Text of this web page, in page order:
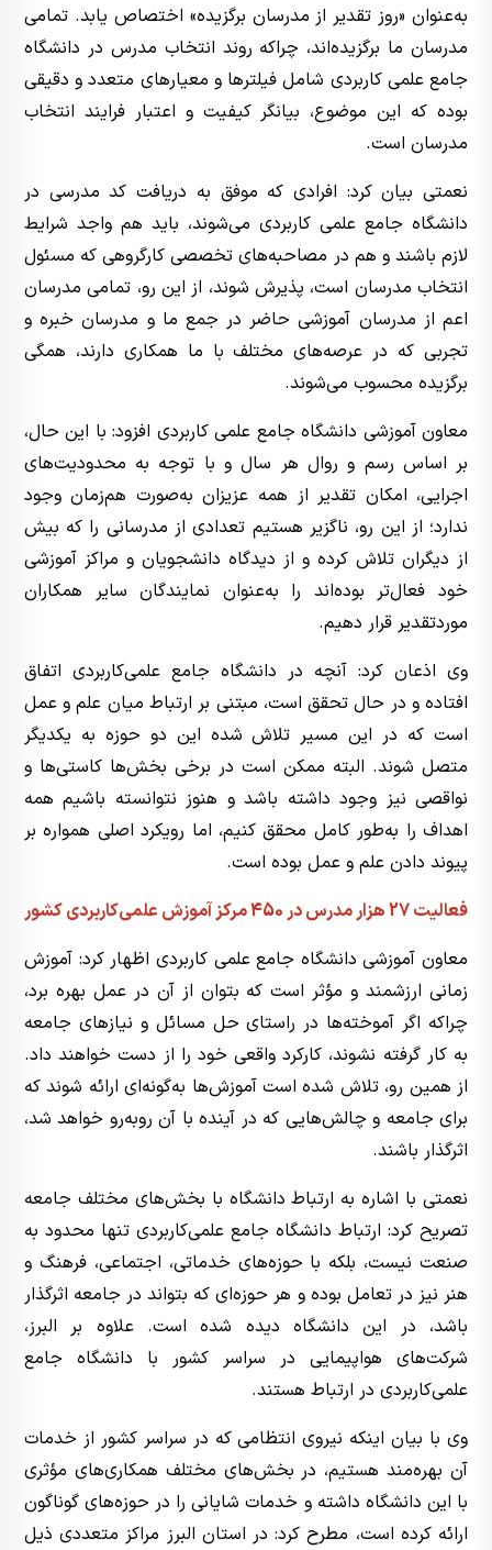
به‌عنوان «روز تقدیر از مدرسان برگزیده» اختصاص یابد. تمامی
مدرسان ما برگزیده‌اند، چراکه روند انتخاب مدرس در دانشگاه
جامع علمی کاربردی شامل فیلترها و معیارهای متعدد و دقیقی
بوده که این موضوع، بیانگر کیفیت و اعتبار فرایند انتخاب
مدرسان است.
نعمتی بیان کرد: افرادی که موفق به دریافت کد مدرسی در
دانشگاه جامع علمی کاربردی می‌شوند، باید هم واجد شرایط
لازم باشند و هم در مصاحبه‌های تخصصی کارگروهی که مسئول
انتخاب مدرسان است، پذیرش شوند، از این رو، تمامی مدرسان
اعم از مدرسان آموزشی حاضر در جمع ما و مدرسان خبره و
تجربی که در عرصه‌های مختلف با ما همکاری دارند، همگی
برگزیده محسوب می‌شوند.
معاون آموزشی دانشگاه جامع علمی کاربردی افزود: با این حال،
بر اساس رسم و روال هر سال و با توجه به محدودیت‌های
اجرایی، امکان تقدیر از همه عزیزان به‌صورت هم‌زمان وجود
ندارد؛ از این رو، ناگزیر هستیم تعدادی از مدرسانی را که بیش
از دیگران تلاش کرده‌ و از دیدگاه دانشجویان و مراکز آموزشی
خود فعال‌تر بوده‌اند را به‌عنوان نمایندگان سایر همکاران
موردتقدیر قرار دهیم.
وی اذعان کرد: آنچه در دانشگاه جامع علمی‌کاربردی اتفاق
افتاده و در حال تحقق است، مبتنی بر ارتباط میان علم و عمل
است که در این مسیر تلاش شده این دو حوزه به یکدیگر
متصل شوند. البته ممکن است در برخی بخش‌ها کاستی‌ها و
نواقصی نیز وجود داشته باشد و هنوز نتوانسته باشیم همه
اهداف را به‌طور کامل محقق کنیم، اما رویکرد اصلی همواره بر
پیوند دادن علم و عمل بوده است.
فعالیت 27 هزار مدرس در 450 مرکز آموزش علمی‌کاربردی کشور
معاون آموزشی دانشگاه جامع علمی کاربردی اظهار کرد: آموزش
زمانی ارزشمند و مؤثر است که بتوان از آن در عمل بهره برد،
چراکه اگر آموخته‌ها در راستای حل مسائل و نیازهای جامعه
به کار گرفته نشوند، کارکرد واقعی خود را از دست خواهند داد.
از همین رو، تلاش شده است آموزش‌ها به‌گونه‌ای ارائه شوند که
برای جامعه و چالش‌هایی که در آینده با آن روبه‌رو خواهد شد،
اثرگذار باشند.
نعمتی با اشاره به ارتباط دانشگاه با بخش‌های مختلف جامعه
تصریح کرد: ارتباط دانشگاه جامع علمی‌کاربردی تنها محدود به
صنعت نیست، بلکه با حوزه‌های خدماتی، اجتماعی، فرهنگ و
هنر نیز در تعامل بوده و هر حوزه‌ای که بتواند در جامعه اثرگذار
باشد، در این دانشگاه دیده شده است. علاوه بر البرز،
شرکت‌های هواپیمایی در سراسر کشور با دانشگاه جامع
علمی‌کاربردی در ارتباط هستند.
وی با بیان اینکه نیروی انتظامی که در سراسر کشور از خدمات
آن بهره‌مند هستیم، در بخش‌های مختلف همکاری‌های مؤثری
با این دانشگاه داشته و خدمات شایانی را در حوزه‌های گوناگون
ارائه کرده است، مطرح کرد: در استان البرز مراکز متعددی ذیل